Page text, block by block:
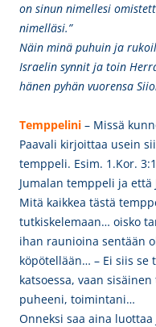
on sinun nimellesi
nimelläsi.”
Näin minä puhuin ja
Israelin synnit ja toin
hänen pyhän vuorensa
Temppelini – Missä
Paavali kirjoittaa usein
temppeli. Esim. 1.Kor.
Jumalan temppeli ja että
Mitä kaikkea tästä
tutkiskelemaan… oisko
ihan raunioina sentään
köpötellään… – Ei siis
katsoessa, vaan
puheeni, toimintani…
Onneksi saa aina